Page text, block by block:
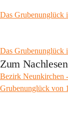
Das Grubenunglück
Das Grubenunglück
Zum
Bezirk Neunkirchen
Grubenunglück von